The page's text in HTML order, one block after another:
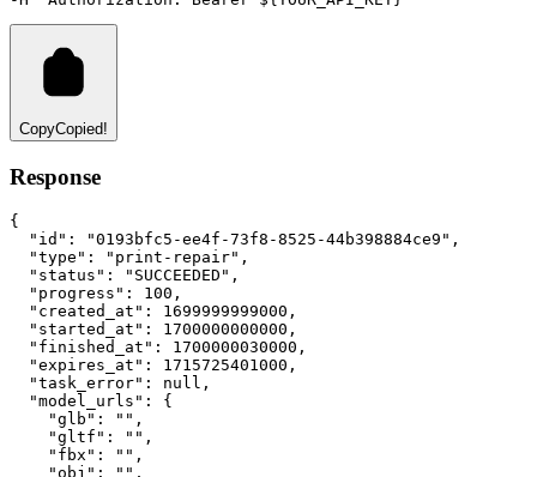
CopyCopied!
Response
{
"id" : "0193bfc5-ee4f-73f8-8525-44b398884ce9" ,
"type" : "print-repair" ,
"status" : "SUCCEEDED" ,
"progress" : 100 ,
"created_at" : 1699999999000 ,
"started_at" : 1700000000000 ,
"finished_at" : 1700000030000 ,
"expires_at" : 1715725401000 ,
"task_error" : null ,
"model_urls" :
{
"glb" : "" ,
"gltf" : "" ,
"fbx" : "" ,
"obj" : "" ,